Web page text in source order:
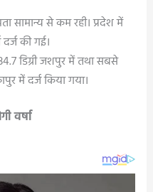
सामान्य से कम रही। प्रदेश में
की गई।
डिग्री जशपुर में तथा सबसे
में दर्ज किया गया।
वर्षा